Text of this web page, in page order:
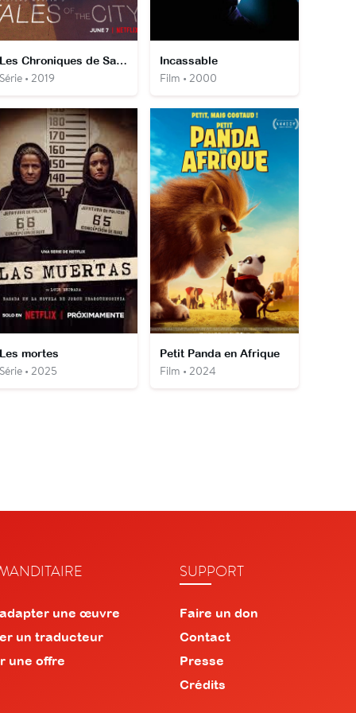
Les Chroniques de San Francisco
• 2019
Incassable
Film • 2000
mortes
• 2025
Petit Panda en Afrique
Film • 2024
une œuvre
un traducteur
une offre
SUPPORT
Faire un don
Contact
Presse
Crédits